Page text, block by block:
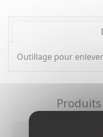
Outillage pour